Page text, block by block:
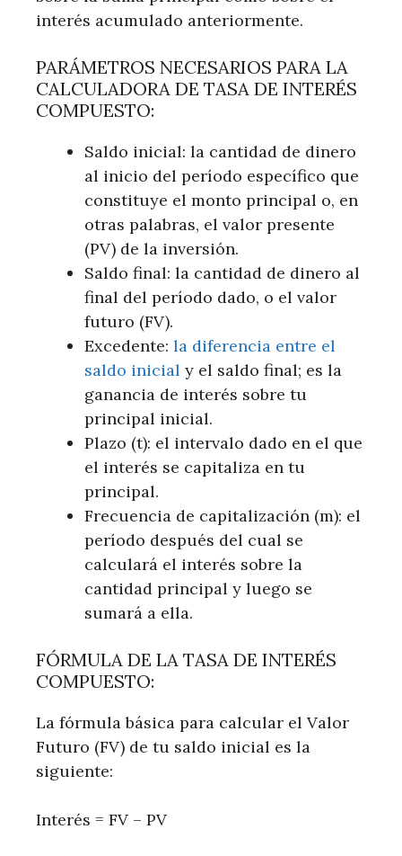
interés acumulado anteriormente.
PARÁMETROS NECESARIOS PARA LA
CALCULADORA DE TASA DE INTERÉS
COMPUESTO:
Saldo inicial: la cantidad de dinero
al inicio del período específico que
constituye el monto principal o, en
otras palabras, el valor presente
(PV) de la inversión.
Saldo final: la cantidad de dinero al
final del período dado, o el valor
futuro (FV).
Excedente: la diferencia entre el
saldo inicial y el saldo final; es la
ganancia de interés sobre tu
principal inicial.
Plazo (t): el intervalo dado en el que
el interés se capitaliza en tu
principal.
Frecuencia de capitalización (m): el
período después del cual se
calculará el interés sobre la
cantidad principal y luego se
sumará a ella.
FÓRMULA DE LA TASA DE INTERÉS
COMPUESTO:
La fórmula básica para calcular el Valor
Futuro (FV) de tu saldo inicial es la
siguiente:
Interés = FV – PV